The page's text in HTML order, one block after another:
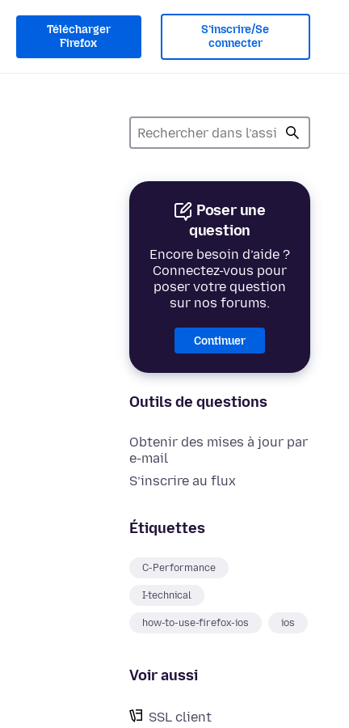
Télécharger
Firefox
S’inscrire/Se
connecter
Poser une
question
Encore besoin d’aide ?
Connectez-vous pour
poser votre question
sur nos forums.
Continuer
Outils de questions
Obtenir des mises à jour par
e-mail
S’inscrire au flux
Étiquettes
C-Performance
I-technical
how-to-use-firefox-ios ios
Voir aussi
SSL client